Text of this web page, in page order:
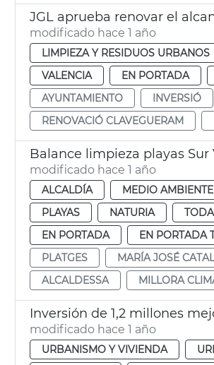
JGL aprueba renovar el
modificado hace 1 año
LIMPIEZA Y RESIDUOS URBANOS
VALENCIA
EN PORTADA
AYUNTAMIENTO
INVERSIÓ
RENOVACIÓ CLAVEGUERAM
Balance limpieza playas Sur
modificado hace 1 año
ALCALDÍA MEDIO AMBIENTE
PLAYAS
NATURIA
EN PORTADA
EN PORTADA
PLATGES
MARÍA JOSÉ
ALCALDESSA
MILLORA
Inversión de 1,2 millones
modificado hace 1 año
URBANISMO Y VIVIENDA